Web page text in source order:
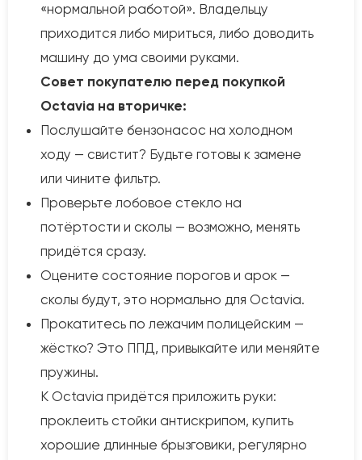
«нормальной работой». Владельцу
приходится либо мириться, либо доводить
машину до ума своими руками.
Совет покупателю перед покупкой
Octavia на вторичке:
Послушайте бензонасос на холодном
ходу — свистит? Будьте готовы к замене
или чините фильтр.
Проверьте лобовое стекло на
потёртости и сколы — возможно, менять
придётся сразу.
Оцените состояние порогов и арок —
сколы будут, это нормально для Octavia.
Прокатитесь по лежачим полицейским —
жёстко? Это ППД, привыкайте или меняйте
пружины.
К Octavia придётся приложить руки:
проклеить стойки антискрипом, купить
хорошие длинные брызговики, регулярно